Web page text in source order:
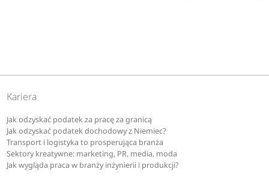
Kariera
Jak odzyskać podatek za pracę za granicą
Jak odzyskać podatek dochodowy z Niemiec?
Transport i logistyka to prosperująca branża
Sektory kreatywne: marketing, PR, media, moda
Jak wygląda praca w branży inżynierii i produkcji?